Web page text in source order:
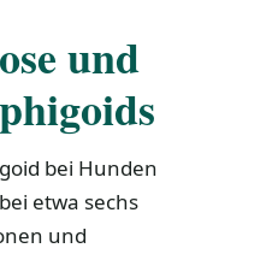
und
bei Hunden
etwa sechs
und